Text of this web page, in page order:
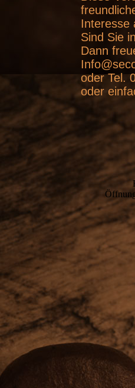
Interesse
Sind Sie
Dann
oder Tel.
oder